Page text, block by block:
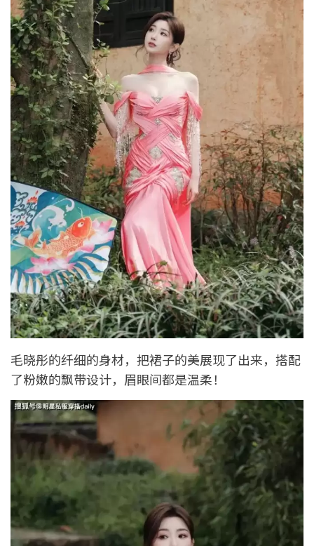
毛晓彤的纤细的身材，把裙子的美展现了出来，搭配
了粉嫩的飘带设计，眉眼间都是温柔！